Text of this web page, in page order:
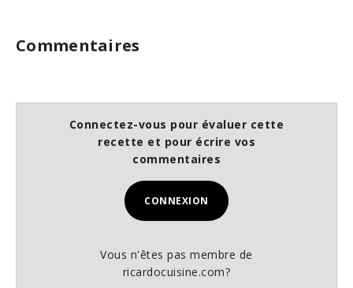
Commentaires
Connectez-vous pour évaluer cette
recette et pour écrire vos
commentaires
CONNEXION
Vous n'êtes pas membre de
ricardocuisine.com?